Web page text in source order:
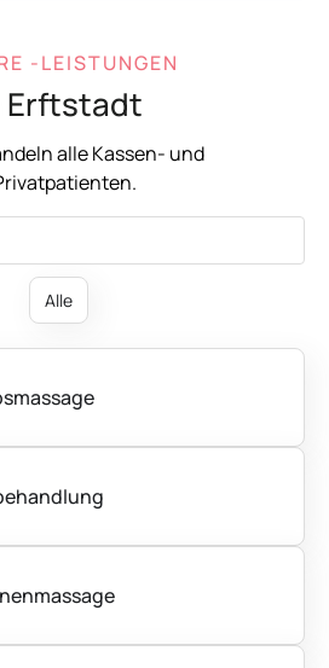
-LEISTUNGEN
Erftstadt
alle Kassen- und
Alle